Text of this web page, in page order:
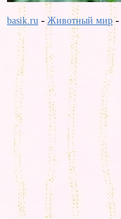
basik.ru -Животный мир-